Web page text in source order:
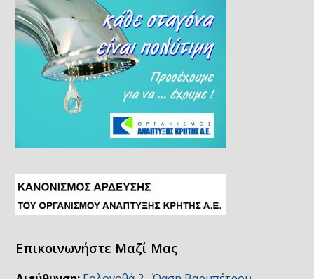
Επικοινωνήστε Μαζί Μας